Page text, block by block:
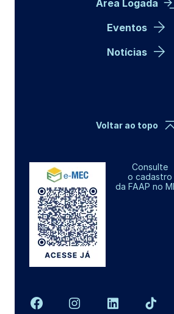
Área Logada
Eventos
Notícias
Consulte
o cadastro
da FAAP no
Voltar ao topo